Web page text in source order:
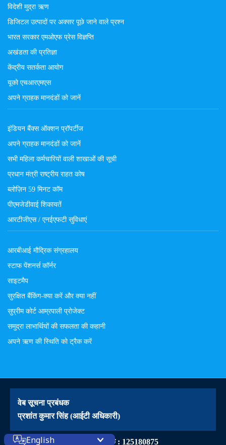
विदेशी मुद्रा ऋण
डिजिटल उत्पादों पर अक्सर पूछे जाने वाले प्रश्न
भारत सरकार एमओएफ प्रेस विज्ञप्ति
अखंडता की प्रतिज्ञा
केंद्रीय सतर्कता आयोग
यूको एचआरएमएस
अपने ग्राहक मानदंडों को जानें
इंडियन बैंक्स ऑक्शन प्रॉपर्टीज
अपने ग्राहक मानदंडों को जानें
सभी महिला कर्मचारियों वाली शाखाओं की सूची
प्रधान मंत्री राष्ट्रीय राहत कोष
ब्लोज़िन 59 मिनट कॉम
पीएमजेडीवाई शिकायतें
आरटीजीएस / एनईएफटी सुविधाएं
आरबीआई मौद्रिक संग्रहालय
स्टाफ पेंशनर्स कॉर्नर
साइटमैप
सुरक्षित बैंकिंग-क्या करें और क्या नहीं
सुप्रीम कोर्ट आम्रपाली प्रोजेक्ट
समुद्रा लाभार्थियों की सफलता की कहानी
अपने ऋण की स्थिति को ट्रैक करें
वेब सूचना प्रबंधक
प्रशांत कुमार सिंह (आईटी अधिकारी)
वेबसाइट आंगतुक : 125180875
English